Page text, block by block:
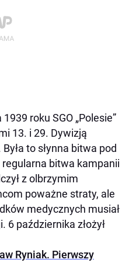
roku SGO „Polesie”
13. i 29. Dywizją
to słynna bitwa pod
bitwa kampanii
z olbrzymim
poważne straty, ale
medycznych musiał
6 października złożył
Ryniak. Pierwszy